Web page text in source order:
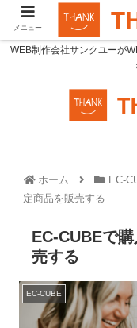
WEB制作会社サンクユーが
ホーム EC-
定商品を販売する
EC-CUBEで
売する
EC-CUBE
メニュー